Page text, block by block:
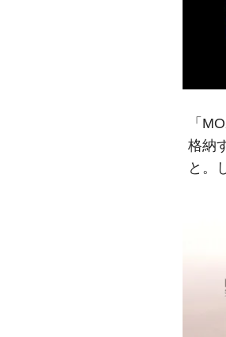
「
格納
と。